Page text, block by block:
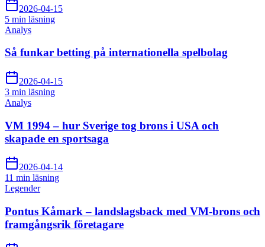
2026-04-15
5 min läsning
Analys
Så funkar betting på internationella spelbolag
2026-04-15
3 min läsning
Analys
VM 1994 – hur Sverige tog brons i USA och
skapade en sportsaga
2026-04-14
11 min läsning
Legender
Pontus Kåmark – landslagsback med VM-brons och
framgångsrik företagare